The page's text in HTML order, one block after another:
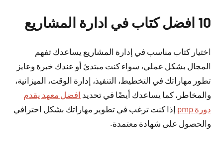
10 افضل كتاب في ادارة المشاريع
اختيار كتاب مناسب في إدارة المشاريع يساعدك تفهم
المجال بشكل عملي، سواء كنت مبتدئ أو عندك خبرة وعايز
تطور مهاراتك في التخطيط، التنفيذ، إدارة الوقت، الميزانية،
والمخاطر، كما يساعدك أيضًا في تحديد افضل معهد يقدم
دورة pmp
إذا كنت ترغب في تطوير مهاراتك بشكل احترافي
والحصول على شهادة معتمدة.